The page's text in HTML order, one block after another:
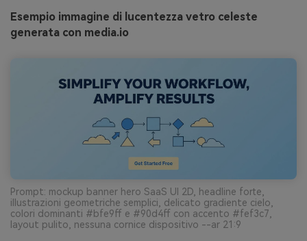
Esempio immagine di lucentezza vetro celeste
generata con media.io
Prompt: mockup banner hero SaaS UI 2D, headline forte,
illustrazioni geometriche semplici, delicato gradiente cielo,
colori dominanti #bfe9ff e #90d4ff con accento #fef3c7,
layout pulito, nessuna cornice dispositivo --ar 21:9